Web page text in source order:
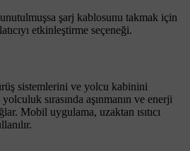
şarj kablosunu takmak için
etkinleştirme seçeneği.
sistemlerini ve yolcu kabinini
sırasında aşınmanın ve enerji
Mobil uygulama, uzaktan ısıtıcı